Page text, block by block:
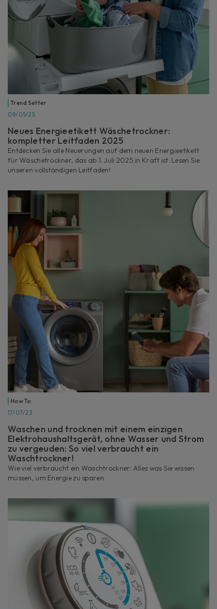
Trend Setter
09/05/25
Neues Energieetikett Wäschetrockner:
kompletter Leitfaden 2025
Entdecken Sie alle Neuerungen auf dem neuen Energieetikett
für Wäschetrockner, das ab 1. Juli 2025 in Kraft ist. Lesen Sie
unseren vollständigen Leitfaden!
How To
17/07/23
Waschen und trocknen mit einem einzigen
Elektrohaushaltsgerät, ohne Wasser und Strom
zu vergeuden: So viel verbraucht ein
Waschtrockner!
Wie viel verbraucht ein Waschtrockner: Alles was Sie wissen
müssen, um Energie zu sparen